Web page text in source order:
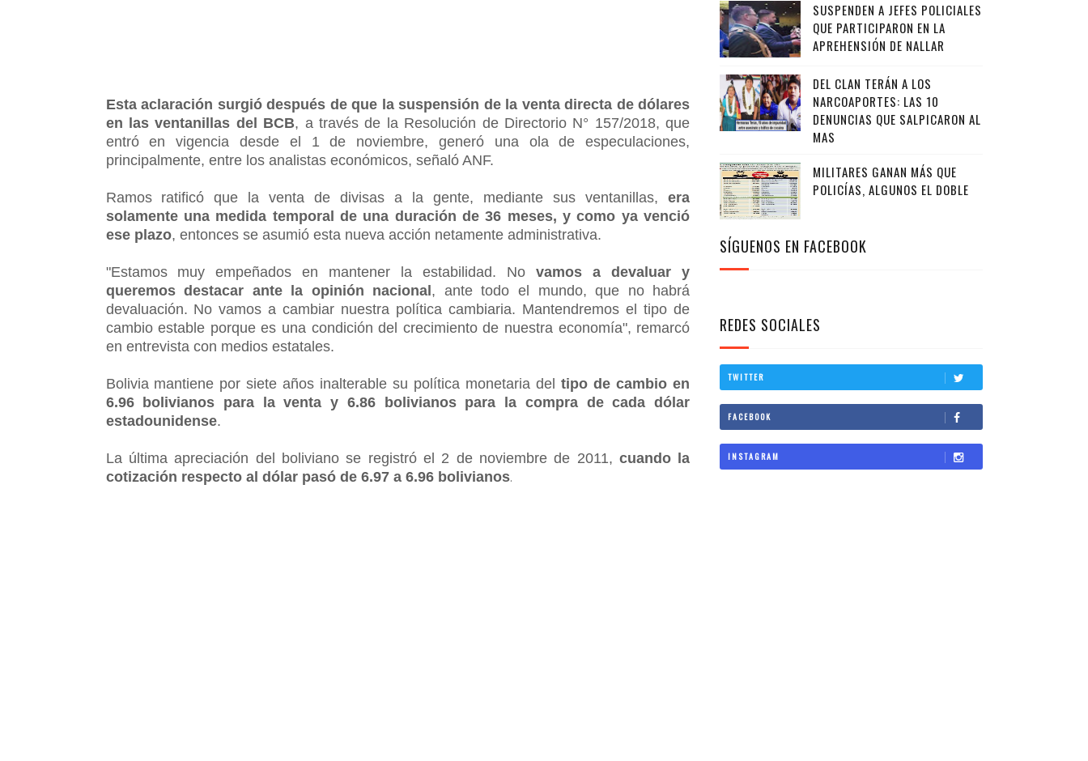
Esta aclaración surgió después de que la suspensión de la venta directa de dólares
en las ventanillas del BCB, a través de la Resolución de Directorio N° 157/2018, que
entró en vigencia desde el 1 de noviembre, generó una ola de especulaciones,
principalmente, entre los analistas económicos, señaló ANF.
Ramos ratificó que la venta de divisas a la gente, mediante sus ventanillas,era
solamente una medida temporal de una duración de 36 meses, y como ya venció
ese plazo, entonces se asumió esta nueva acción netamente administrativa.
"Estamos muy empeñados en mantener la estabilidad. No vamos a devaluar y
queremos destacar ante la opinión nacional , ante todo el mundo, que no habrá
devaluación. No vamos a cambiar nuestra política cambiaria. Mantendremos el tipo de
cambio estable porque es una condición del crecimiento de nuestra economía", remarcó
en entrevista con medios estatales.
Bolivia mantiene por siete años inalterable su política monetaria deltipo de cambio en
6.96 bolivianos para la venta y 6.86 bolivianos para la compra de cada dólar
estadounidense.
La última apreciación del boliviano se registró el 2 de noviembre de 2011, cuando la
cotización respecto al dólar pasó de 6.97 a 6.96 bolivianos.
SUSPENDEN A JEFES POLICIALES
QUE PARTICIPARON EN LA
APREHENSIÓN DE NALLAR
DEL CLAN TERÁN A LOS
NARCOAPORTES: LAS 10
DENUNCIAS QUE SALPICARON AL
MAS
MILITARES GANAN MÁS QUE
POLICÍAS, ALGUNOS EL DOBLE
SÍGUENOS EN FACEBOOK
REDES SOCIALES
TWITTER
FACEBOOK
INSTAGRAM